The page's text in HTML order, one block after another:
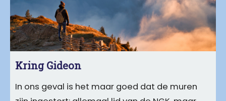
Kring Gideon
In ons geval is het maar goed dat de muren